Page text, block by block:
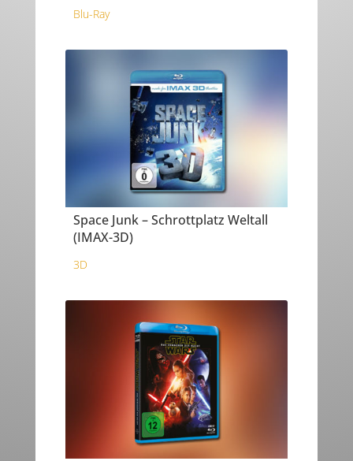
Blu-Ray
Space Junk – Schrottplatz Weltall
(IMAX-3D)
3D